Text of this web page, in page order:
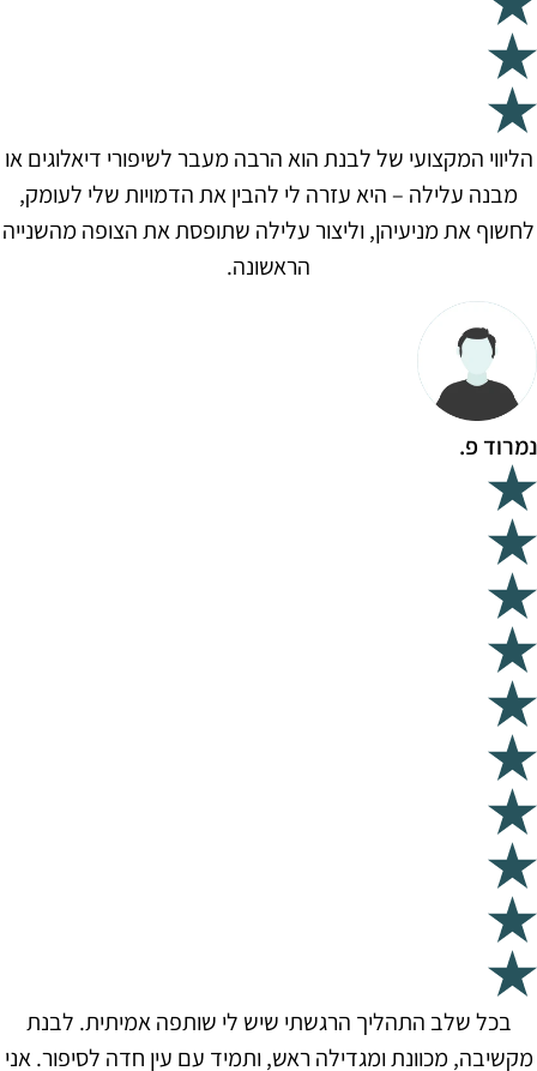
הליווי המקצועי של לבנת הוא הרבה מעבר לשיפורי דיאלוגים או
מבנה עלילה – היא עזרה לי להבין את הדמויות שלי לעומק,
לחשוף את מניעיהן, וליצור עלילה שתופסת את הצופה מהשנייה
הראשונה.
נמרוד פ.
בכל שלב התהליך הרגשתי שיש לי שותפה אמיתית. לבנת
מקשיבה, מכוונת ומגדילה ראש, ותמיד עם עין חדה לסיפור. אני